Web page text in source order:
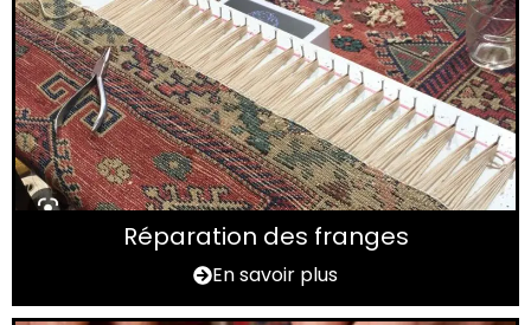
Réparation des franges
En savoir plus